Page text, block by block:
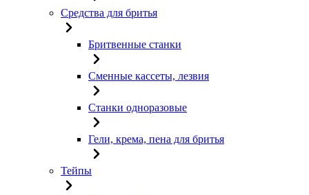
Средства для бритья
Бритвенные станки
Сменные кассеты, лезвия
Станки одноразовые
Гели, крема, пена для бритья
Тейпы